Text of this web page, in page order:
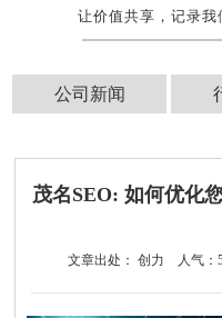
让价值共享，记录
公司新闻
茂名SEO: 如何优化
文章出处： 创力 人气：